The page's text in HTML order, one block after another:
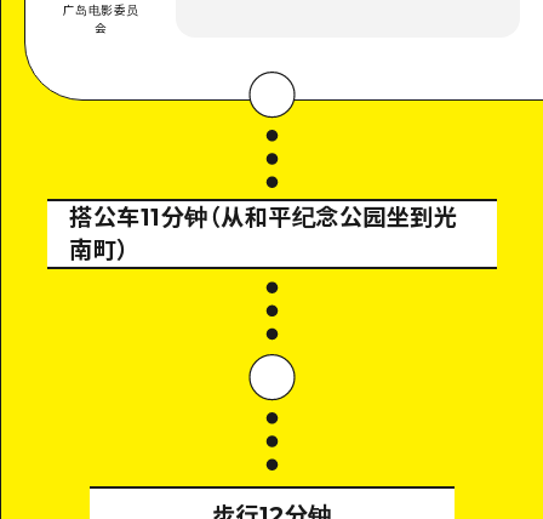
广岛电影委员
会
搭公车11分钟（从和平纪念公园坐到光
南町）